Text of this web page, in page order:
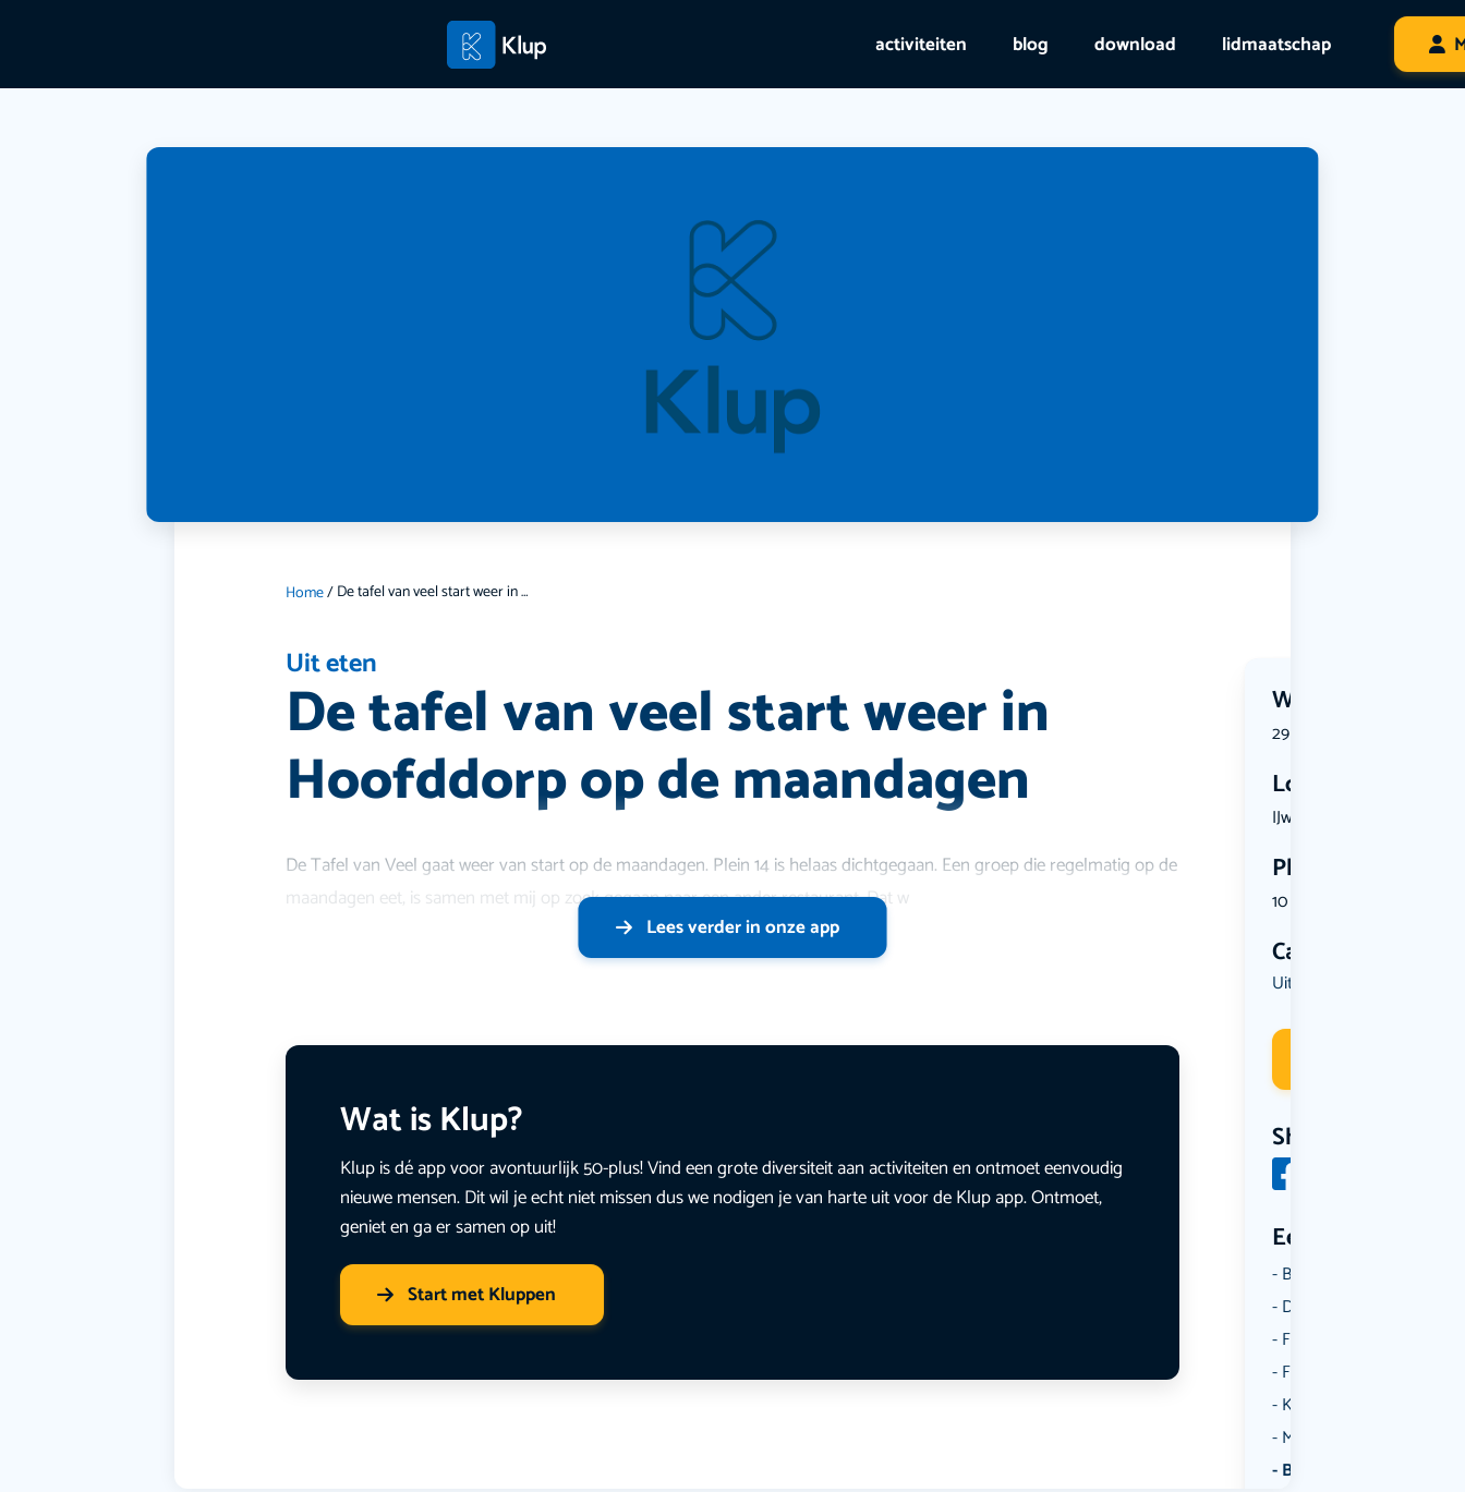
activiteiten blog download lidmaatschap
Home/ De tafel van veel start weer in Hoofddorp op de maandagen
Uit eten
De tafel van veel start weer in
Hoofddorp op de maandagen
Wanneer?
29 June 2026 | 18:00
Locatie
IJweg 1270...
Plekken
10 plekken beschikbaar
Categorie
Uit eten
Share
Een aantal
Borrelen
Dansen
Fietsen
Film
Kunst & Cultuur
Muziek
Bekijk alle categorieën
De Tafel van Veel gaat weer van start op de maandagen. Plein 14 is helaas dichtgegaan. Een groep die regelmatig op de
maandagen eet, is samen met mij op zoek gegaan naar een ander restaurant. Dat w
Lees verder in onze app
Wat is Klup?
Klup is dé app voor avontuurlijk 50-plus! Vind een grote diversiteit aan activiteiten en ontmoet eenvoudig
nieuwe mensen. Dit wil je echt niet missen dus we nodigen je van harte uit voor de Klup app. Ontmoet,
geniet en ga er samen op uit!
Start met Kluppen